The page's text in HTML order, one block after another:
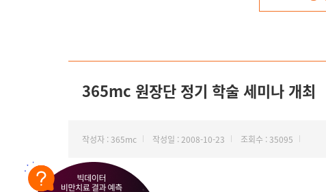
365mc 원장단 정기 학술 세미나 개최
작성자 : 365mc 작성일 : 2008-10-23 조회수 : 35095